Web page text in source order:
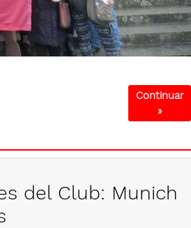
Continuar
»
del Club: Munich